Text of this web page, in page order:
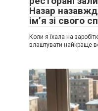
Назар
ім’я зі свого
Коли я їхала на
влаштувати найкраще